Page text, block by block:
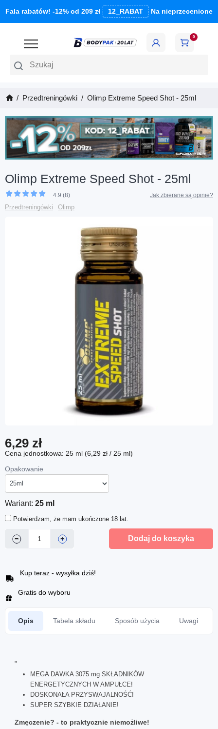
Fala rabatów! -12% od 209 zł 12_RABAT Na nieprzecenione
Szukaj
0
Przedtreningówki Olimp Extreme Speed Shot - 25ml
Olimp Extreme Speed Shot - 25ml
4.9 (8) Jak zbierane są opinie?
Przedtreningówki Olimp
6,29 zł
Cena jednostkowa: 25 ml (6,29 zł / 25 ml)
Opakowanie
Wariant: 25 ml
Potwierdzam, że mam ukończone 18 lat.
− + Dodaj do koszyka
Kup teraz - wysyłka dziś!
Gratis do wyboru
Opis Tabela składu Sposób użycia Uwagi
"
MEGA DAWKA 3075 mg SKŁADNIKÓW
ENERGETYCZNYCH W AMPUŁCE!
DOSKONAŁA PRZYSWAJALNOŚĆ!
SUPER SZYBKIE DZIAŁANIE!
Zmęczenie? - to praktycznie niemożliwe!